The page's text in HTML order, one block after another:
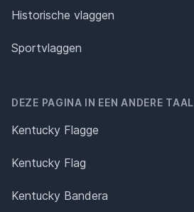
Historische vlaggen
Sportvlaggen
DEZE PAGINA IN EEN ANDERE TAAL
Kentucky Flagge
Kentucky Flag
Kentucky Bandera